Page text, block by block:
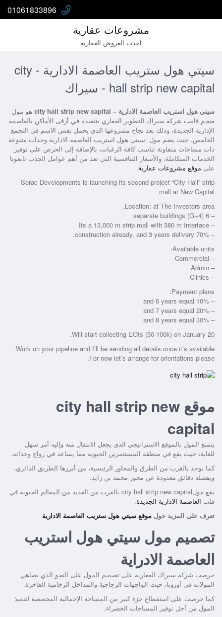
01061833896
مشروعات عقارية
احدث العروض العقارية
سيتي هول ستريب العاصمة الادارية - city
hall strip new capital - سيراك
سيتي هول استريب العاصمة الادارية – city hall strip new capital
هو مول
ضخم قامت شركة سيراك للتطوير العقاري بتنفيذه في أرقى الأماكن بالعاصمة
الإدارية الجديدة، وذلك بعد نجاح مشروعها الذي يحمل نفس الاسم في التجمع
الخامس، حيث يضم مول سيتي هول استريب العاصمة الادارية وحدات متنوعة
ذات مساحات متفاوتة تناسب كافة الرغبات، بالإضافة إلى الحرص على توفير
الخدمات المتكاملة، والأسعار التنافسية التي تعد من أهم عوامل الجذب تابعونا
على موقع مشروعات عقارية.
Serac Developments is launching its second project “City Hall” strip
mall at New Capital
Location: at The Investors area.
– 6 separate buildings (G+4)
– Its a 13,000 m strip mall with 380 m Interface
– 70% construction already, and 3 years delivery.
Available units:
– Commercial
– Admin
– Clinics
Payment plans:
– 10% and 6 years equal
– 20% and 7 years equal
– 30% and 8 years equal
Will start collecting EOIs (50-100k) on January 20.
Work on your pipeline and I’ll be sending all details once it’s available.
For now let’s arrange for orientations please.
موقع city hall strip new
capital
يتمتع المول بالموقع الاستراتيجي الذي يجعل الانتقال منه وإليه أمر سهل
للغاية، حيث يقع في منطقة المستثمرين الحيوية مما يساعد في رواج وحداته.
كما يوجد بالقرب من الطرق والمحاور الرئيسية، من أبرزها الطريق الدائري،
ويفصله دقائق معدودة عن محور محمد بن زايد.
يقع مولcity hall strip new capital بالقرب من العديد من المعالم الحيوية في
قلب العاصمة الادارية الجديدة.
تعرف على المزيد حول موقع سيتي هول ستريب العاصمة الادارية
تصميم مول سيتي هول استريب
العاصمة الادراية
حرصت شركة سيراك العقارية على تصميم المول على النحو الذي يضاهي
المولات في أوروبا، حيث الواجهات الزجاجية والمداخل الرخامية الفاخرة.
كما حرصت على استقطاع جزء كبير من المساحة الإجمالية المخصصة لتنفيذ
المول من أجل توفير المساحات الخضراء.